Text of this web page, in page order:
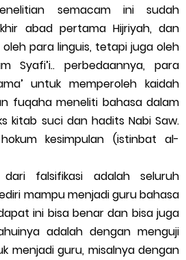
semacam ini sudah
abad pertama Hijriyah, dan
para linguis, tetapi juga oleh
Syafi’i.. perbedaannya, para
untuk memperoleh kaidah
fuqaha meneliti bahasa dalam
kitab suci dan hadits Nabi Saw.
kesimpulan (istinbat al-
falsifikasi adalah seluruh
mampu menjadi guru bahasa
ini bisa benar dan bisa juga
adalah dengan menguji
menjadi guru, misalnya dengan